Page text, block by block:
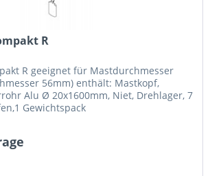
R
R geeignet für Mastdurchmesser
56mm) enthält: Mastkopf,
Alu Ø 20x1600mm, Niet, Drehlager, 7
Gewichtspack